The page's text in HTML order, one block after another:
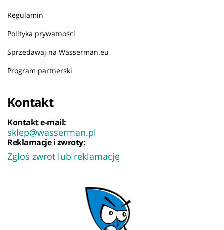
Regulamin
Polityka prywatności
Sprzedawaj na Wasserman.eu
Program partnerski
Kontakt
Kontakt e-mail:
sklep@wasserman.pl
Reklamacje i zwroty:
Zgłoś zwrot lub reklamację